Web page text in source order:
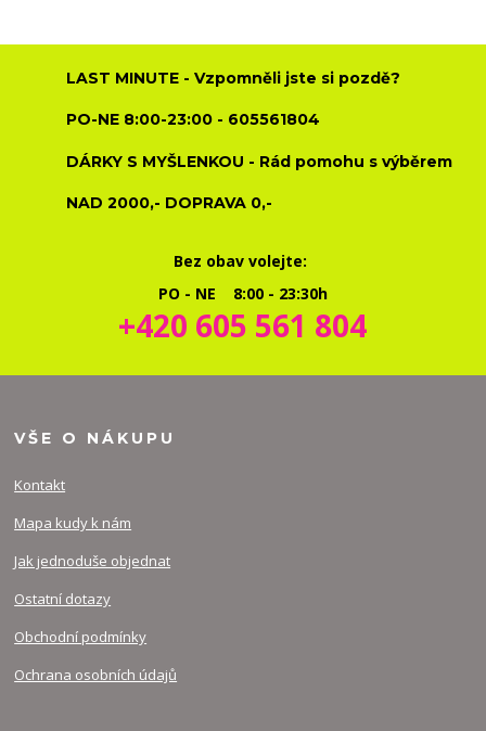
LAST MINUTE - Vzpomněli jste si pozdě?
PO-NE 8:00-23:00 - 605561804
DÁRKY S MYŠLENKOU - Rád pomohu s výběrem
NAD 2000,- DOPRAVA 0,-
Bez obav volejte:
PO - NE 8:00 - 23:30h
+420 605 561 804
VŠE O NÁKUPU
Kontakt
Mapa kudy k nám
Jak jednoduše objednat
Ostatní dotazy
Obchodní podmínky
Ochrana osobních údajů